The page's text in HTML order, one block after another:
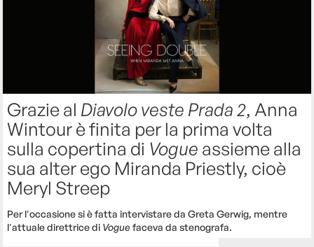
Grazie al Diavolo veste Prada 2, Anna
Wintour è finita per la prima volta
sulla copertina di Vogue assieme alla
sua alter ego Miranda Priestly, cioè
Meryl Streep
Per l'occasione si è fatta intervistare da Greta Gerwig, mentre
l'attuale direttrice di Vogue faceva da stenografa.